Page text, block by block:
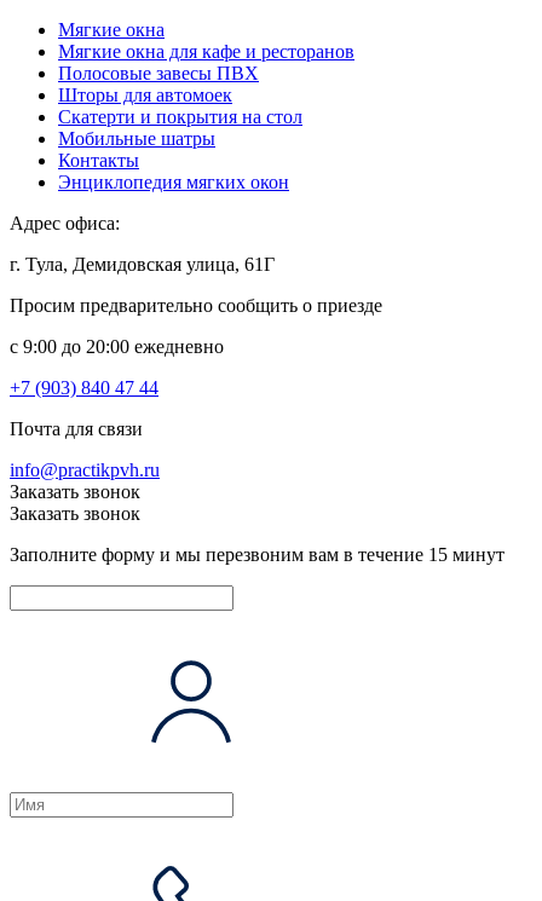
Мягкие окна
Мягкие окна для кафе и ресторанов
Полосовые завесы ПВХ
Шторы для автомоек
Скатерти и покрытия на стол
Мобильные шатры
Контакты
Энциклопедия мягких окон
Адрес офиса:
г. Тула, Демидовская улица, 61Г
Просим предварительно сообщить о приезде
c 9:00 до 20:00 ежедневно
+7 (903) 840 47 44
Почта для связи
info@practikpvh.ru
Заказать звонок
Заказать звонок
Заполните форму и мы перезвоним вам в течение 15 минут